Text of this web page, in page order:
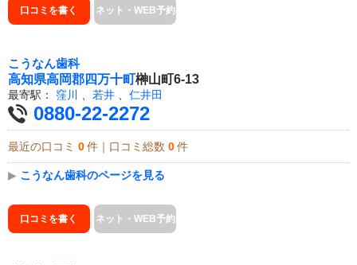
口コミを書く ネット・WEB予約
こうなん歯科
高知県高岡郡四万十町榊山町6-13
最寄駅： 窪川 、 若井 、 仁井田
0880-22-2272
最近の口コミ 0 件｜口コミ総数 0 件
▶ こうなん歯科のページを見る
口コミを書く ネット・WEB予約